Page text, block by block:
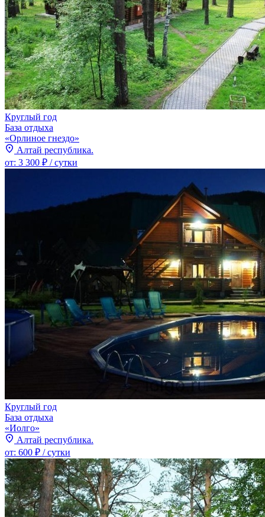
Круглый год
База отдыха
«Орлиное гнездо»
Алтай республика.
от: 3 300 ₽ / сутки
Круглый год
База отдыха
«Иолго»
Алтай республика.
от: 600 ₽ / сутки